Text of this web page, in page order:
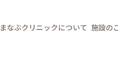
まなぶクリニックについて 施設の